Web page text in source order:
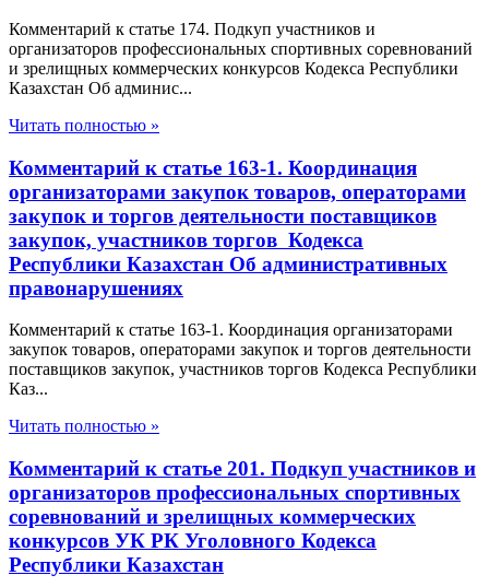
Комментарий к статье 174. Подкуп участников и
организаторов профессиональных спортивных соревнований
и зрелищных коммерческих конкурсов Кодекса Республики
Казахстан Об админис...
Читать полностью »
Комментарий к статье 163-1. Координация
организаторами закупок товаров, операторами
закупок и торгов деятельности поставщиков
закупок, участников торгов Кодекса
Республики Казахстан Об административных
правонарушениях
Комментарий к статье 163-1. Координация организаторами
закупок товаров, операторами закупок и торгов деятельности
поставщиков закупок, участников торгов Кодекса Республики
Каз...
Читать полностью »
Комментарий к статье 201. Подкуп участников и
организаторов профессиональных спортивных
соревнований и зрелищных коммерческих
конкурсов УК РК Уголовного Кодекса
Республики Казахстан